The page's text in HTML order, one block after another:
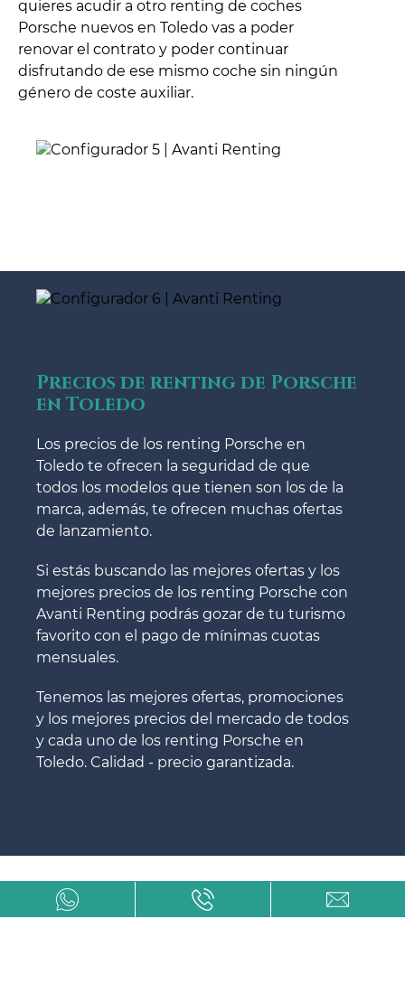
quieres acudir a otro renting de coches
Porsche nuevos en Toledo vas a poder
renovar el contrato y poder continuar
disfrutando de ese mismo coche sin ningún
género de coste auxiliar.
Precios de renting de Porsche
en Toledo
Los precios de los renting Porsche en
Toledo te ofrecen la seguridad de que
todos los modelos que tienen son los de la
marca, además, te ofrecen muchas ofertas
de lanzamiento.
Si estás buscando las mejores ofertas y los
mejores precios de los renting Porsche con
Avanti Renting podrás gozar de tu turismo
favorito con el pago de mínimas cuotas
mensuales.
Tenemos las mejores ofertas, promociones
y los mejores precios del mercado de todos
y cada uno de los renting Porsche en
Toledo. Calidad - precio garantizada.